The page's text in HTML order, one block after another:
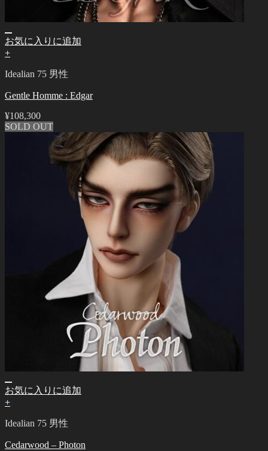
お気に入りに追加
+
Idealian 75 男性
Gentle Homme : Edgar
¥108,300
SOLD OUT
お気に入りに追加
+
Idealian 75 男性
Cedarwood – Photon